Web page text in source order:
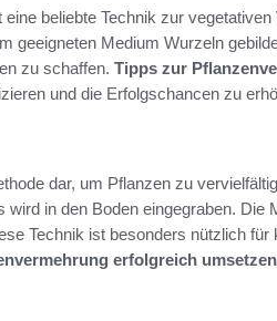
beliebte Technik zur
geeigneten Medium Wurzeln
zu schaffen. Tipps zur
und die Erfolgschancen zu
dar, um Pflanzen zu
wird in den Boden eingegraben.
Technik ist besonders nützlich
erfolgreich umsetzen